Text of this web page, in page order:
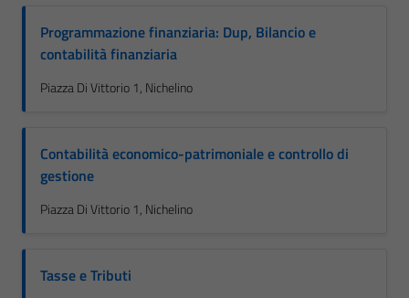
Programmazione finanziaria: Dup, Bilancio e
contabilità finanziaria
Piazza Di Vittorio 1, Nichelino
Contabilità economico-patrimoniale e controllo di
gestione
Piazza Di Vittorio 1, Nichelino
Tasse e Tributi